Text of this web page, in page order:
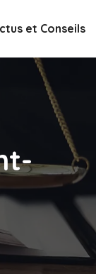
et Conseils